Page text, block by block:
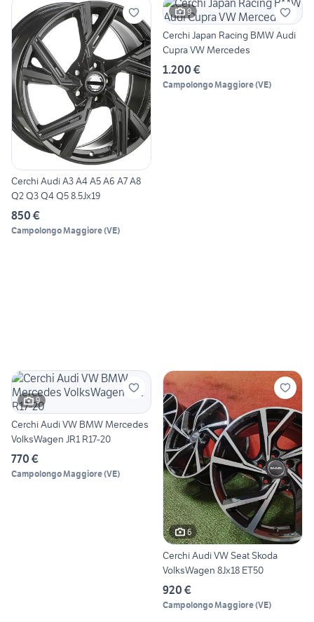
Cerchi Audi A3 A4 A5 A6 A7 A8
Q2 Q3 Q4 Q5 8.5Jx19
850 €
Campolongo Maggiore(VE)
9
Cerchi Japan Racing BMW Audi
Cupra VW Mercedes
1.200 €
Campolongo Maggiore(VE)
9
Cerchi Audi VW BMW Mercedes
VolksWagen JR1 R17-20
770 €
Campolongo Maggiore(VE)
6
Cerchi Audi VW Seat Skoda
VolksWagen 8Jx18 ET50
920 €
Campolongo Maggiore(VE)